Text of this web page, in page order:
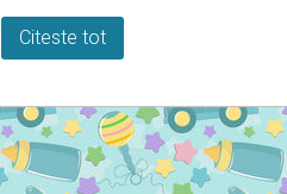
Citeste tot